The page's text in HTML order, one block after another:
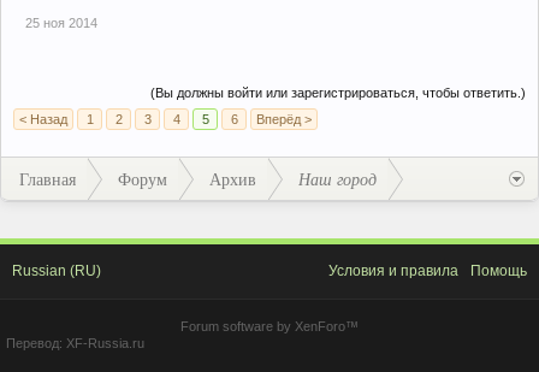
25 ноя 2014
(Вы должны войти или зарегистрироваться, чтобы ответить.)
< Назад
1 2 3 4 5 6 Вперёд >
Главная Форум Архив Наш город
Russian (RU) Условия и правила Помощь
Forum software by XenForo™
Перевод: XF-Russia.ru